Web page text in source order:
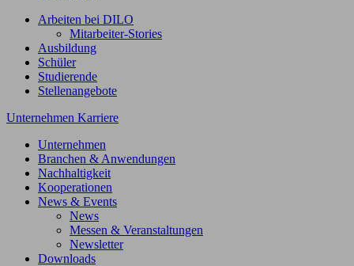
Arbeiten bei DILO
Mitarbeiter-Stories
Ausbildung
Schüler
Studierende
Stellenangebote
Unternehmen Karriere
Unternehmen
Branchen & Anwendungen
Nachhaltigkeit
Kooperationen
News & Events
News
Messen & Veranstaltungen
Newsletter
Downloads